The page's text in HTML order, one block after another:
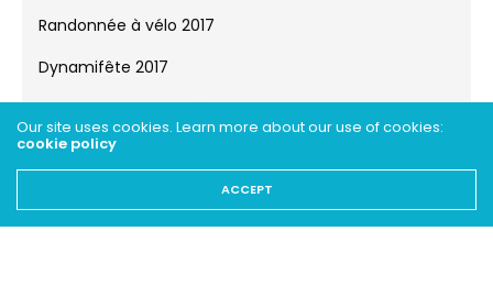
Ciné Club Noël 2017
Victoires du Sport 2017
Minicross 2017
Randonnée à vélo 2017
Our site uses cookies. Learn more about our use of cookies:
cookie policy
ACCEPT